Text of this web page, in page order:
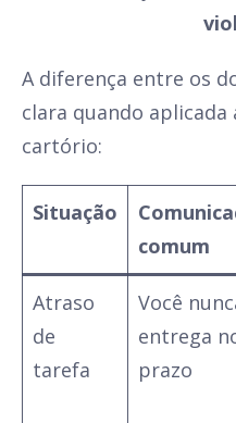
A diferença entre os
clara quando aplicada
cartório:
Situação
comum
Atraso
de
tarefa
Você
entrega
prazo